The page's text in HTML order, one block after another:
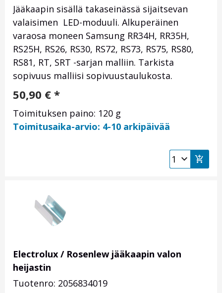
Jääkaapin sisällä takaseinässä sijaitsevan
valaisimen LED-moduuli. Alkuperäinen
varaosa moneen Samsung RR34H, RR35H,
RS25H, RS26, RS30, RS72, RS73, RS75, RS80,
RS81, RT, SRT -sarjan malliin. Tarkista
sopivuus malliisi sopivuustaulukosta.
50,90 € *
Toimituksen paino: 120 g
Toimitusaika-arvio: 4-10 arkipäivää
Electrolux / Rosenlew jääkaapin valon
heijastin
Tuotenro: 2056834019